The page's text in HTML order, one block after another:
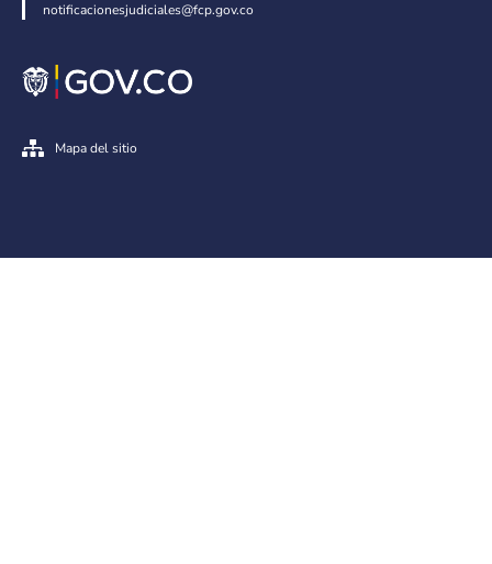
notificacionesjudiciales@fcp.gov.co
Mapa del sitio